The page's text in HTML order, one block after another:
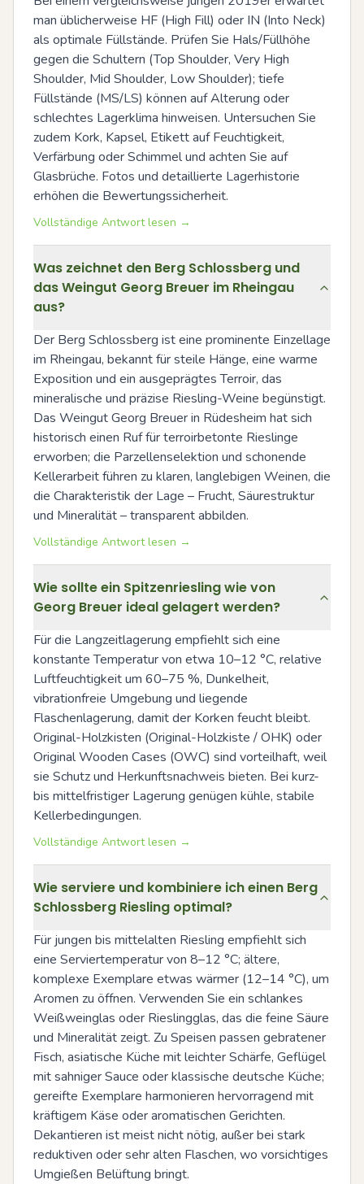
man üblicherweise HF (High Fill) oder IN (Into Neck)
als optimale Füllstände. Prüfen Sie Hals/Füllhöhe
gegen die Schultern (Top Shoulder, Very High
Shoulder, Mid Shoulder, Low Shoulder); tiefe
Füllstände (MS/LS) können auf Alterung oder
schlechtes Lagerklima hinweisen. Untersuchen Sie
zudem Kork, Kapsel, Etikett auf Feuchtigkeit,
Verfärbung oder Schimmel und achten Sie auf
Glasbrüche. Fotos und detaillierte Lagerhistorie
erhöhen die Bewertungssicherheit.
Vollständige Antwort lesen →
Was zeichnet den Berg Schlossberg und
das Weingut Georg Breuer im Rheingau
aus?
Der Berg Schlossberg ist eine prominente Einzellage
im Rheingau, bekannt für steile Hänge, eine warme
Exposition und ein ausgeprägtes Terroir, das
mineralische und präzise Riesling-Weine begünstigt.
Das Weingut Georg Breuer in Rüdesheim hat sich
historisch einen Ruf für terroirbetonte Rieslinge
erworben; die Parzellenselektion und schonende
Kellerarbeit führen zu klaren, langlebigen Weinen, die
die Charakteristik der Lage – Frucht, Säurestruktur
und Mineralität – transparent abbilden.
Vollständige Antwort lesen →
Wie sollte ein Spitzenriesling wie von
Georg Breuer ideal gelagert werden?
Für die Langzeitlagerung empfiehlt sich eine
konstante Temperatur von etwa 10–12 °C, relative
Luftfeuchtigkeit um 60–75 %, Dunkelheit,
vibrationfreie Umgebung und liegende
Flaschenlagerung, damit der Korken feucht bleibt.
Original-Holzkisten (Original-Holzkiste / OHK) oder
Original Wooden Cases (OWC) sind vorteilhaft, weil
sie Schutz und Herkunftsnachweis bieten. Bei kurz-
bis mittelfristiger Lagerung genügen kühle, stabile
Kellerbedingungen.
Vollständige Antwort lesen →
Wie serviere und kombiniere ich einen Berg
Schlossberg Riesling optimal?
Für jungen bis mittelalten Riesling empfiehlt sich
eine Serviertemperatur von 8–12 °C; ältere,
komplexe Exemplare etwas wärmer (12–14 °C), um
Aromen zu öffnen. Verwenden Sie ein schlankes
Weißweinglas oder Rieslingglas, das die feine Säure
und Mineralität zeigt. Zu Speisen passen gebratener
Fisch, asiatische Küche mit leichter Schärfe, Geflügel
mit sahniger Sauce oder klassische deutsche Küche;
gereifte Exemplare harmonieren hervorragend mit
kräftigem Käse oder aromatischen Gerichten.
Dekantieren ist meist nicht nötig, außer bei stark
reduktiven oder sehr alten Flaschen, wo vorsichtiges
Umgießen Belüftung bringt.